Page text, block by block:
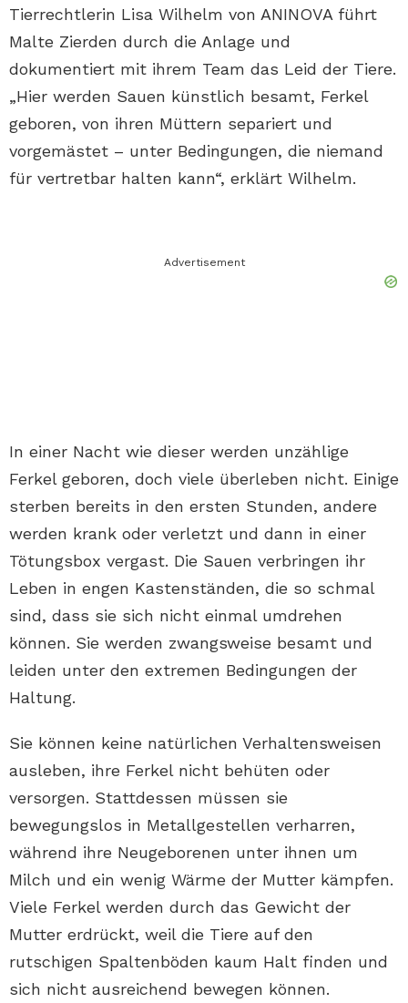
Tierrechtlerin Lisa Wilhelm von ANINOVA führt
Malte Zierden durch die Anlage und
dokumentiert mit ihrem Team das Leid der Tiere.
„Hier werden Sauen künstlich besamt, Ferkel
geboren, von ihren Müttern separiert und
vorgemästet – unter Bedingungen, die niemand
für vertretbar halten kann“, erklärt Wilhelm.
Advertisement
In einer Nacht wie dieser werden unzählige
Ferkel geboren, doch viele überleben nicht. Einige
sterben bereits in den ersten Stunden, andere
werden krank oder verletzt und dann in einer
Tötungsbox vergast. Die Sauen verbringen ihr
Leben in engen Kastenständen, die so schmal
sind, dass sie sich nicht einmal umdrehen
können. Sie werden zwangsweise besamt und
leiden unter den extremen Bedingungen der
Haltung.
Sie können keine natürlichen Verhaltensweisen
ausleben, ihre Ferkel nicht behüten oder
versorgen. Stattdessen müssen sie
bewegungslos in Metallgestellen verharren,
während ihre Neugeborenen unter ihnen um
Milch und ein wenig Wärme der Mutter kämpfen.
Viele Ferkel werden durch das Gewicht der
Mutter erdrückt, weil die Tiere auf den
rutschigen Spaltenböden kaum Halt finden und
sich nicht ausreichend bewegen können.